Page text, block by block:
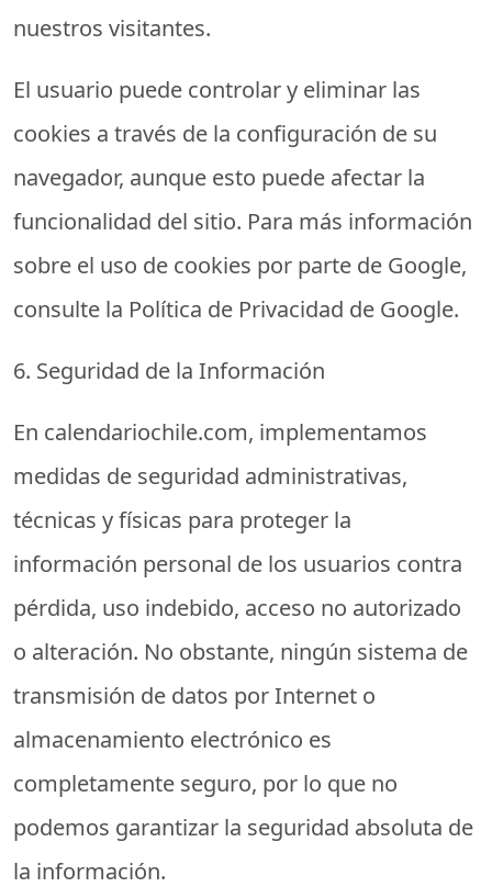
nuestros visitantes.
El usuario puede controlar y eliminar las
cookies a través de la configuración de su
navegador, aunque esto puede afectar la
funcionalidad del sitio. Para más información
sobre el uso de cookies por parte de Google,
consulte la Política de Privacidad de Google.
6. Seguridad de la Información
En calendariochile.com, implementamos
medidas de seguridad administrativas,
técnicas y físicas para proteger la
información personal de los usuarios contra
pérdida, uso indebido, acceso no autorizado
o alteración. No obstante, ningún sistema de
transmisión de datos por Internet o
almacenamiento electrónico es
completamente seguro, por lo que no
podemos garantizar la seguridad absoluta de
la información.